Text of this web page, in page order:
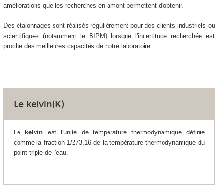
améliorations que les recherches en amont permettent d'obtenir.
Des étalonnages sont réalisés régulièrement pour des clients industriels ou
scientifiques (notamment le BIPM) lorsque l'incertitude recherchée est
proche des meilleures capacités de notre laboratoire.
Le kelvin(K)
Le kelvin est l'unité de température thermodynamique définie
comme la fraction 1/273,16 de la température thermodynamique du
point triple de l'eau.